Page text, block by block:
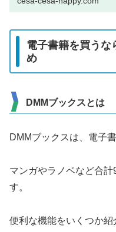
屋のひと
電子書籍を買うな
め
DMMブックスとは
DMMブックスは、電子
マンガやラノベなど合
す。
便利な機能をいくつか紹